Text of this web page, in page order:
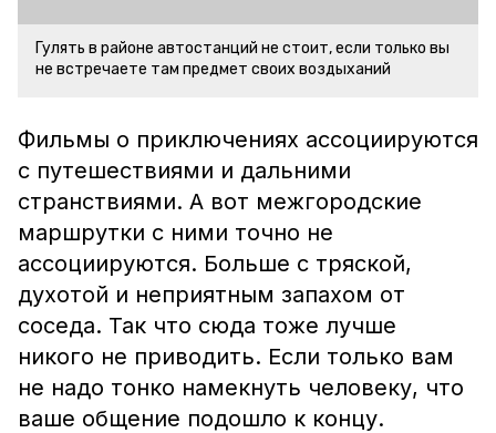
Гулять в районе автостанций не стоит, если только вы
не встречаете там предмет своих воздыханий
Фильмы о приключениях ассоциируются
с путешествиями и дальними
странствиями. А вот межгородские
маршрутки с ними точно не
ассоциируются. Больше с тряской,
духотой и неприятным запахом от
соседа. Так что сюда тоже лучше
никого не приводить. Если только вам
не надо тонко намекнуть человеку, что
ваше общение подошло к концу.